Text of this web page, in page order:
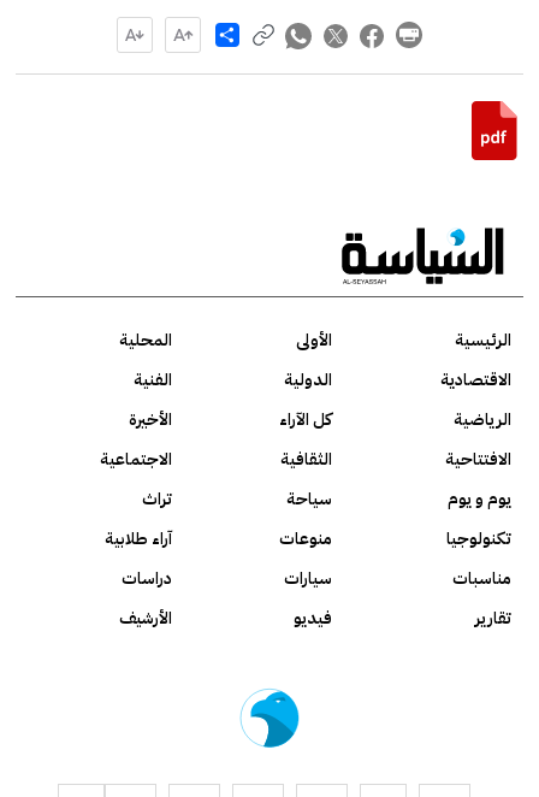
Share
الرئيسية الأولى
المحلية
الاقتصادية
الدولية
الفنية
الرياضية
كل الآراء
الأخيرة
الافتتاحية
الثقافية
الاجتماعية
يوم و يوم
سياحة
تراث
تكنولوجيا
منوعات
آراء طلابية
مناسبات
سيارات
دراسات
تقارير
فيديو الأرشيف